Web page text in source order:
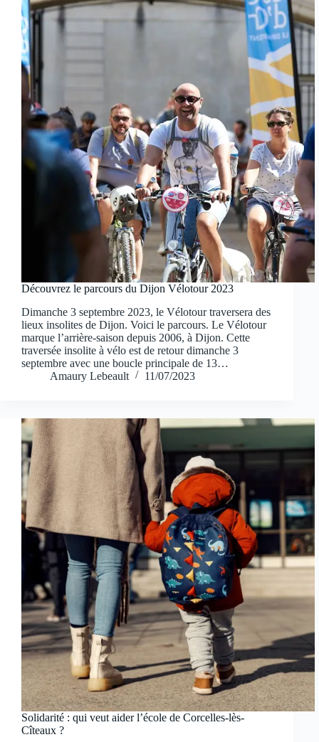
Découvrez le parcours du Dijon Vélotour 2023
Dimanche 3 septembre 2023, le Vélotour traversera des
lieux insolites de Dijon. Voici le parcours. Le Vélotour
marque l’arrière-saison depuis 2006, à Dijon. Cette
traversée insolite à vélo est de retour dimanche 3
septembre avec une boucle principale de 13…
Amaury Lebeault
11/07/2023
Solidarité : qui veut aider l’école de Corcelles-lès-
Cîteaux ?